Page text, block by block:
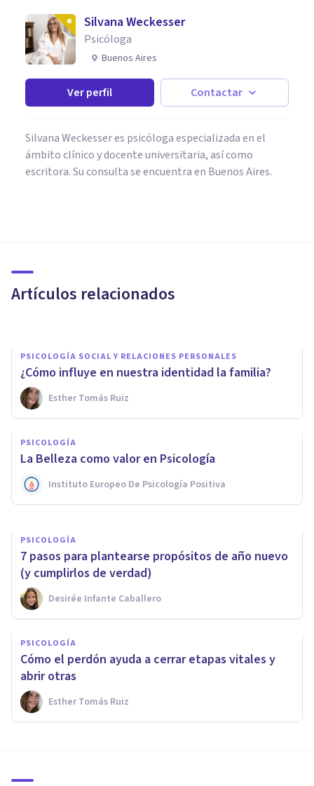
Silvana Weckesser
Psicóloga
Buenos Aires
Ver perfil Contactar
Silvana Weckesser es psicóloga especializada en el
ámbito clínico y docente universitaria, así como
escritora. Su consulta se encuentra en Buenos Aires.
Artículos relacionados
en terapia
PSICOLOGÍA SOCIAL Y RELACIONES PERSONALES
¿Cómo influye en nuestra identidad la familia?
Esther Tomás Ruiz
PSICOLOGÍA
La Belleza como valor en Psicología
Instituto Europeo De Psicología Positiva
PSICOLOGÍA
Cómo cerrar un ciclo
emocional, en 6 pasos
Arturo Torres
PSICOLOGÍA
7 pasos para plantearse propósitos de año nuevo
(y cumplirlos de verdad)
Desirée Infante Caballero
PSICOLOGÍA
Cómo el perdón ayuda a cerrar etapas vitales y
abrir otras
Esther Tomás Ruiz